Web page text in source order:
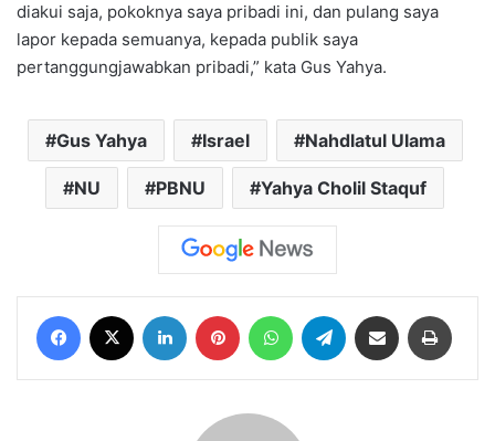
diakui saja, pokoknya saya pribadi ini, dan pulang saya
lapor kepada semuanya, kepada publik saya
pertanggungjawabkan pribadi,” kata Gus Yahya.
Gus Yahya Israel Nahdlatul Ulama
NU PBNU Yahya Cholil Staquf
Facebook LinkedIn Pinterest WhatsAppTelegram Share via Email